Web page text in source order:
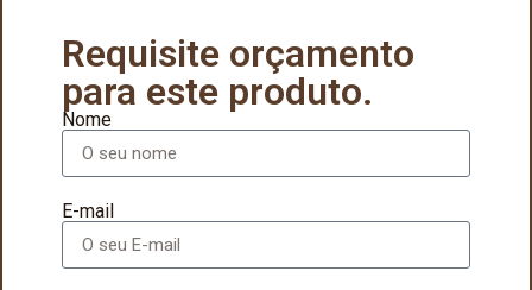
Requisite orçamento
para este produto.
Nome
E-mail